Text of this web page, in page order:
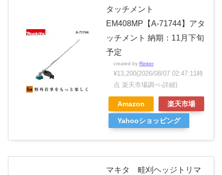
タッチメント
EM408MP【A-71744】アタ
ッチメント 納期：11月下旬
予定
created by Rinker
¥13,200(2026/08/07 02:47:11時
点 楽天市場調べ-詳細)
Amazon 楽天市場
Yahooショッピング
マキタ 畦刈ヘッジトリマ